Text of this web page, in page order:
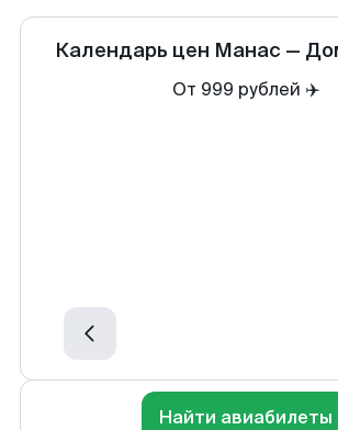
Календарь цен Манас —
От 999 рублей ✈️
Найти авиабилеты